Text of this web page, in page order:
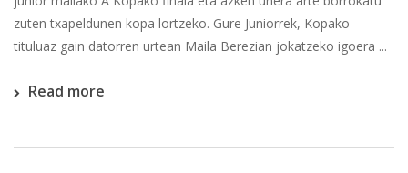
zuten txapeldunen kopa lortzeko. Gure Juniorrek, Kopako
tituluaz gain datorren urtean Maila Berezian jokatzeko igoera ...
Read more